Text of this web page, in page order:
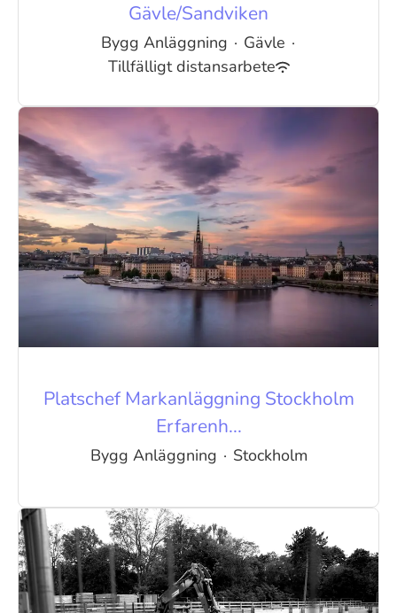
Gävle/Sandviken
Bygg Anläggning · Gävle ·
Tillfälligt distansarbete
Platschef Markanläggning Stockholm
Erfarenh...
Bygg Anläggning · Stockholm